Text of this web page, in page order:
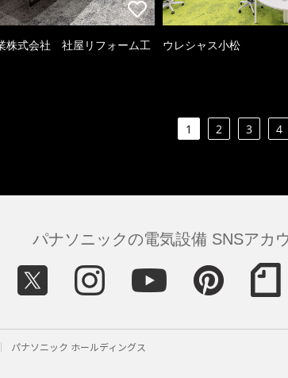
株式会社 社屋リフォーム工 ウレシャス小松
1 2 3 4
パナソニックの電気設備 SNSアカ
パナソニック ホールディングス